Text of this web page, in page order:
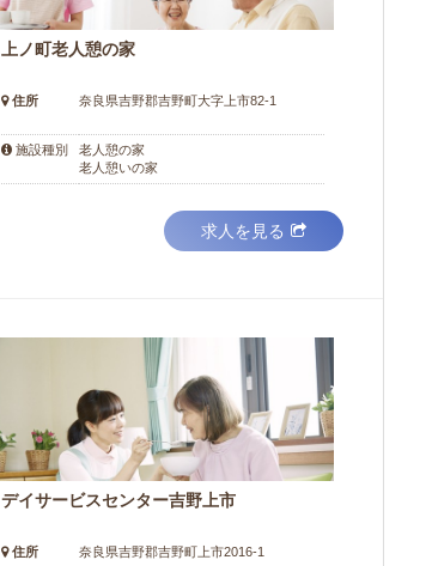
上ノ町老人憩の家
住所 奈良県吉野郡吉野町大字上市82-1
施設種別
老人憩の家
老人憩いの家
求人を見る
デイサービスセンター吉野上市
住所 奈良県吉野郡吉野町上市2016-1